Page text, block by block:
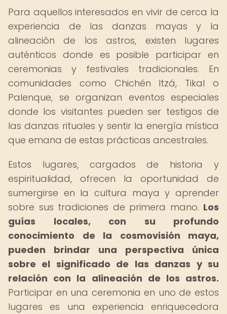
Para aquellos interesados en vivir de cerca la
experiencia de las danzas mayas y la
alineación de los astros, existen lugares
auténticos donde es posible participar en
ceremonias y festivales tradicionales. En
comunidades como Chichén Itzá, Tikal o
Palenque, se organizan eventos especiales
donde los visitantes pueden ser testigos de
las danzas rituales y sentir la energía mística
que emana de estas prácticas ancestrales.
Estos lugares, cargados de historia y
espiritualidad, ofrecen la oportunidad de
sumergirse en la cultura maya y aprender
sobre sus tradiciones de primera mano. Los
guías locales, con su profundo
conocimiento de la cosmovisión maya,
pueden brindar una perspectiva única
sobre el significado de las danzas y su
relación con la alineación de los astros.
Participar en una ceremonia en uno de estos
lugares es una experiencia enriquecedora